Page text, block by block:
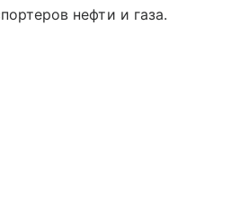
нефти и газа.